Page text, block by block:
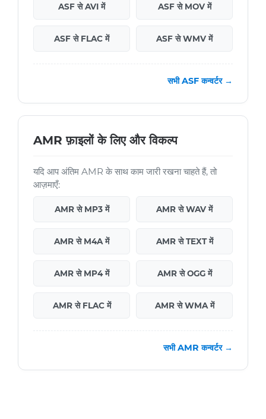
ASF से AVI में ASF से MOV में
ASF से FLAC में ASF से WMV में
सभी ASF कन्वर्टर →
AMR फ़ाइलों के लिए और विकल्प
यदि आप अंतिम AMR के साथ काम जारी रखना चाहते हैं, तो
आज़माएँ:
AMR से MP3 में AMR से WAV में
AMR से M4A में AMR से TEXT में
AMR से MP4 में AMR से OGG में
AMR से FLAC में AMR से WMA में
सभी AMR कन्वर्टर →